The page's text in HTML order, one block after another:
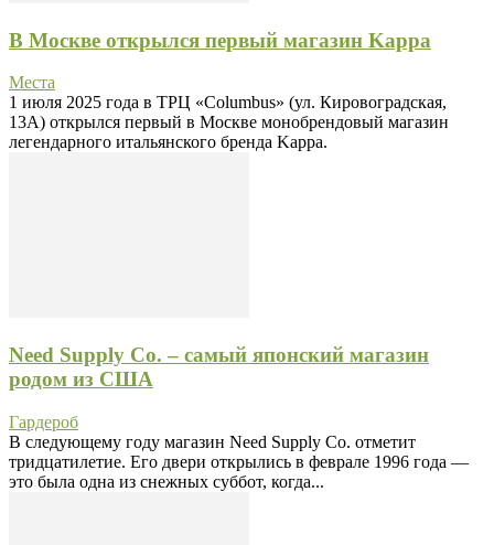
В Москве открылся первый магазин Kappa
Места
1 июля 2025 года в ТРЦ «Columbus» (ул. Кировоградская,
13А) открылся первый в Москве монобрендовый магазин
легендарного итальянского бренда Kappa.
Need Supply Co. – самый японский магазин
родом из США
Гардероб
В следующему году магазин Need Supply Co. отметит
тридцатилетие. Его двери открылись в феврале 1996 года —
это была одна из снежных суббот, когда...